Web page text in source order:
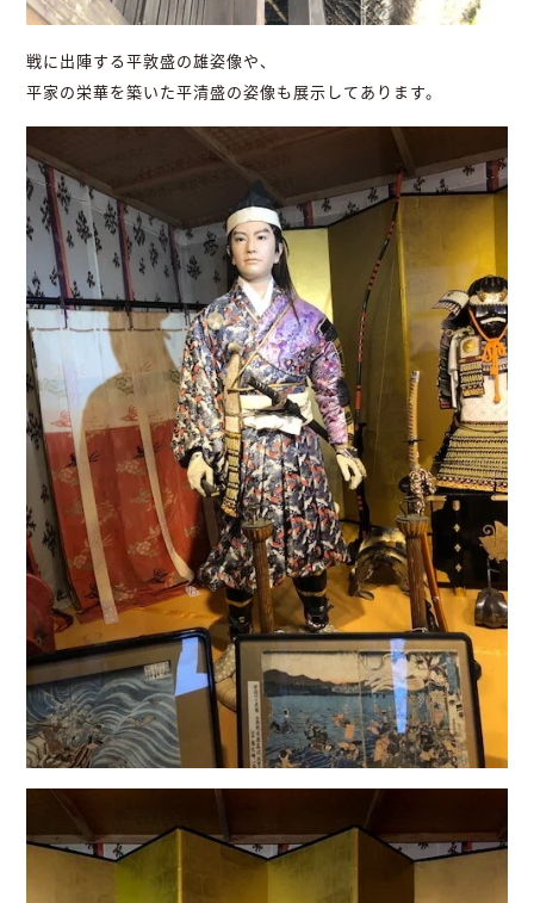
戦に出陣する平敦盛の雄姿像や、
平家の栄華を築いた平清盛の姿像も展示してあります。